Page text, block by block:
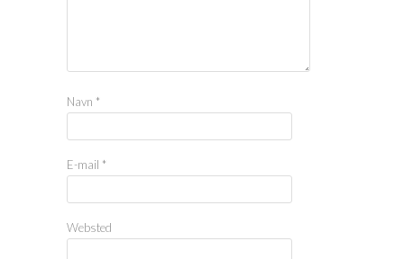
Navn *
E-mail *
Websted